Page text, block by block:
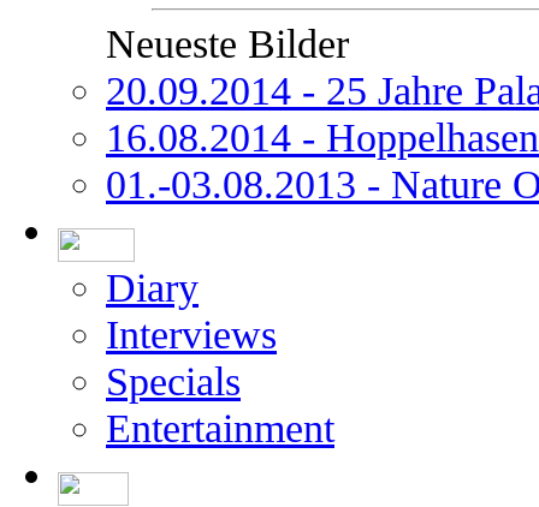
Neueste Bilder
20.09.2014 - 25 Jahre
16.08.2014 -
01.-03.08.2013 - Nature
Diary
Interviews
Specials
Entertainment